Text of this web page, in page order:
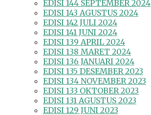
EDISI 144 SEPTEMBER 2024
EDISI 143 AGUSTUS 2024
EDISI 142 JULI 2024
EDISI 141 JUNI 2024
EDISI 139 APRIL 2024
EDISI 138 MARET 2024
EDISI 136 JANUARI 2024
EDISI 135 DESEMBER 2023
EDISI 134 NOVEMBER 2023
EDISI 133 OKTOBER 2023
EDISI 131 AGUSTUS 2023
EDISI 129 JUNI 2023